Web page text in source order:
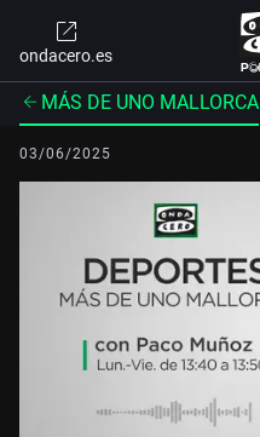
ondacero.es
MÁS DE UNO MALLORCA
03/06/2025